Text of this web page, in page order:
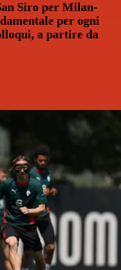
Siro per Milan-
per ogni
a partire da